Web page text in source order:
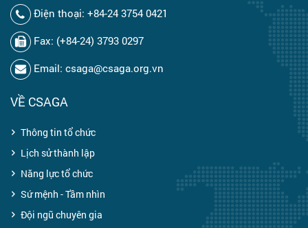
Điện thoại: +84-24 3754 0421
Fax: (+84-24) 3793 0297
Email: csaga@csaga.org.vn
VỀ CSAGA
Thông tin tổ chức
Lịch sử thành lập
Năng lực tổ chức
Sứ mệnh - Tầm nhìn
Đội ngũ chuyên gia